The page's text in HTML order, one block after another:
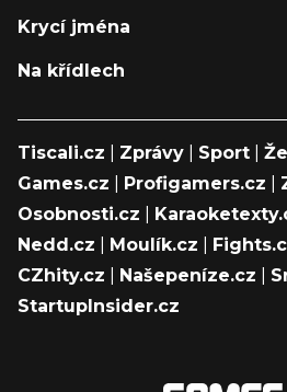
Krycí jména
Na křídlech
Tiscali.cz Zprávy Sport
Games.cz
Profigamers.cz
Osobnosti.cz
Nedd.cz
Moulík.cz
CZhity.cz
Našepeníze.cz
StartupInsider.cz